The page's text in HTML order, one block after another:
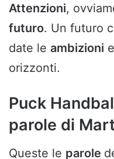
Attenzioni,
futuro. Un futuro
date le ambizioni
orizzonti.
Puck
parole di
Queste le parole